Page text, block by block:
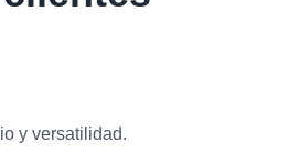
y versatilidad.